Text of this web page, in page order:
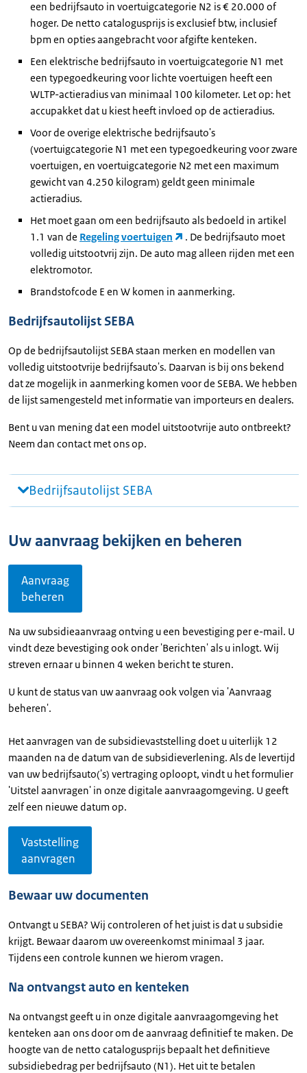
een bedrijfsauto in voertuigcategorie N2 is € 20.000 of
hoger. De netto catalogusprijs is exclusief btw, inclusief
bpm en opties aangebracht voor afgifte kenteken.
Een elektrische bedrijfsauto in voertuigcategorie N1 met
een typegoedkeuring voor lichte voertuigen heeft een
WLTP-actieradius van minimaal 100 kilometer. Let op: het
accupakket dat u kiest heeft invloed op de actieradius.
Voor de overige elektrische bedrijfsauto's
(voertuigcategorie N1 met een typegoedkeuring voor zware
voertuigen, en voertuigcategorie N2 met een maximum
gewicht van 4.250 kilogram) geldt geen minimale
actieradius.
Het moet gaan om een bedrijfsauto als bedoeld in artikel
1.1 van de Regeling voertuigen
. De bedrijfsauto moet
volledig uitstootvrij zijn. De auto mag alleen rijden met een
elektromotor.
Brandstofcode E en W komen in aanmerking.
Bedrijfsautolijst SEBA
Op de bedrijfsautolijst SEBA staan merken en modellen van
volledig uitstootvrije bedrijfsauto's. Daarvan is bij ons bekend
dat ze mogelijk in aanmerking komen voor de SEBA. We hebben
de lijst samengesteld met informatie van importeurs en dealers.
Bent u van mening dat een model uitstootvrije auto ontbreekt?
Neem dan contact met ons op.
Bedrijfsautolijst SEBA
Uw aanvraag bekijken en beheren
Aanvraag
beheren
Na uw subsidieaanvraag ontving u een bevestiging per e-mail. U
vindt deze bevestiging ook onder 'Berichten' als u inlogt. Wij
streven ernaar u binnen 4 weken bericht te sturen.
U kunt de status van uw aanvraag ook volgen via 'Aanvraag
beheren'.
Het aanvragen van de subsidievaststelling doet u uiterlijk 12
maanden na de datum van de subsidieverlening. Als de levertijd
van uw bedrijfsauto('s) vertraging oploopt, vindt u het formulier
'Uitstel aanvragen' in onze digitale aanvraagomgeving. U geeft
zelf een nieuwe datum op.
Vaststelling
aanvragen
Bewaar uw documenten
Ontvangt u SEBA? Wij controleren of het juist is dat u subsidie
krijgt. Bewaar daarom uw overeenkomst minimaal 3 jaar.
Tijdens een controle kunnen we hierom vragen.
Na ontvangst auto en kenteken
Na ontvangst geeft u in onze digitale aanvraagomgeving het
kenteken aan ons door om de aanvraag definitief te maken. De
hoogte van de netto catalogusprijs bepaalt het definitieve
subsidiebedrag per bedrijfsauto (N1). Het uit te betalen